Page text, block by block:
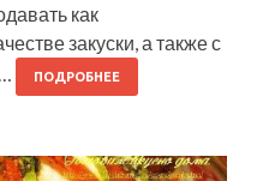
как
закуски, а также с
ПОДРОБНЕЕ